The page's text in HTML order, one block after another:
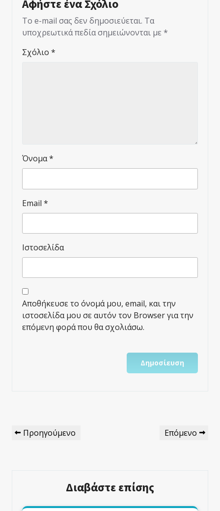
Αφήστε ένα Σχόλιο
Το e-mail σας δεν δημοσιεύεται. Τα
υποχρεωτικά πεδία σημειώνονται με *
Σχόλιο *
Όνομα*
Email *
Ιστοσελίδα
Αποθήκευσε το όνομά μου, email, και την
ιστοσελίδα μου σε αυτόν τον Browser για την
επόμενη φορά που θα σχολιάσω.
Πλοήγηση
Άρθρων
Προηγούμενο
Προηγούμενο
Επόμενο
Επόμενο
Διαβάστε επίσης